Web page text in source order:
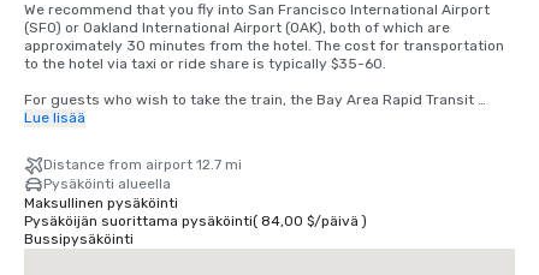
We recommend that you fly into San Francisco International Airport
(SFO) or Oakland International Airport (OAK), both of which are
approximately 30 minutes from the hotel. The cost for transportation
to the hotel via taxi or ride share is typically $35-60.
For guests who wish to take the train, the Bay Area Rapid Transit
(BART) train runs between SFO and San Francisco every 15-20
station located in the international terminal. Exit the train at the
Montgomery Street Station. The Palace Hotel is located at the corner
of Market and New Montgomery Street, directly across from the train
station. The total cost is $8.65. Travel time is approximately 45
minutes.
Lue lisää
Distance from airport 12.7 mi
Pysäköinti alueella
Maksullinen pysäköinti
Pysäköijän suorittama pysäköinti( 84,00 $/päivä )
Bussipysäköinti